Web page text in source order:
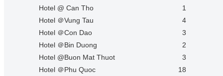
Hotel @ Can Tho
1
Hotel ＠Vung Tau
4
Hotel ＠Con Dao
3
Hotel ＠Bin Duong
2
Hotel @Buon Mat Thuot
3
Hotel ＠Phu Quoc
18